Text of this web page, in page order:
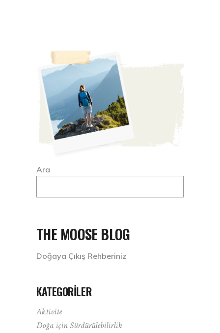
Ara
THE MOOSE BLOG
Doğaya Çıkış Rehberiniz
KATEGORILER
Aktivite
Doğa için Sürdürülebilirlik